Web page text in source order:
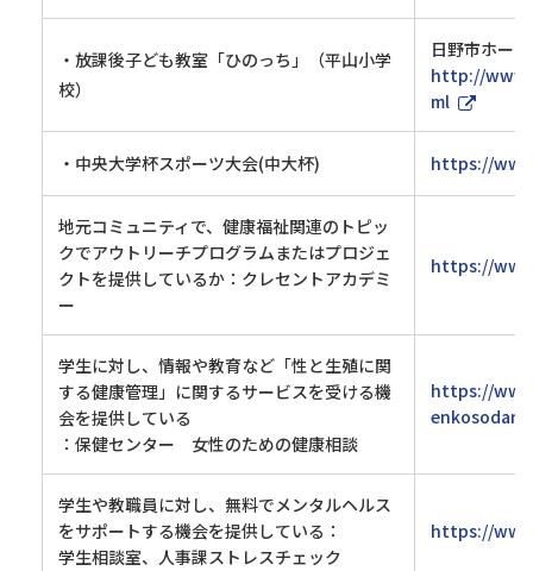
・放課後子ども教室「ひのっち」（平山小学
校）
日野市ホー
http://
ml
・中央大学杯スポーツ大会(中大杯) https://
地元コミュニティで、健康福祉関連のトピッ
クでアウトリーチプログラムまたはプロジェ
クトを提供しているか：クレセントアカデミ
ー
https://
学生に対し、情報や教育など「性と生殖に関
する健康管理」に関するサービスを受ける機
会を提供している
：保健センター 女性のための健康相談
https://
学生や教職員に対し、無料でメンタルヘルス
をサポートする機会を提供している：
学生相談室、人事課ストレスチェック
https://